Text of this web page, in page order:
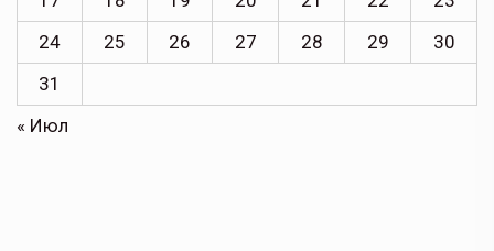
24
25 26 27 28 29
30
31
« Июл